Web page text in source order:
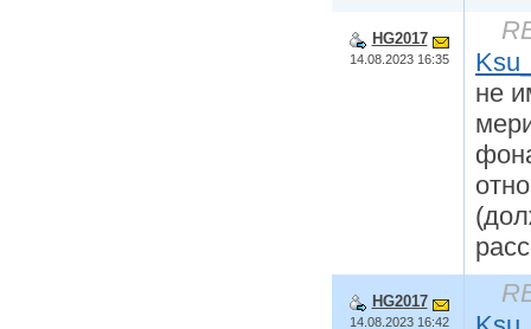
HG2017
14.08.2023 16:35
не
HG2017
14.08.2023 16:42